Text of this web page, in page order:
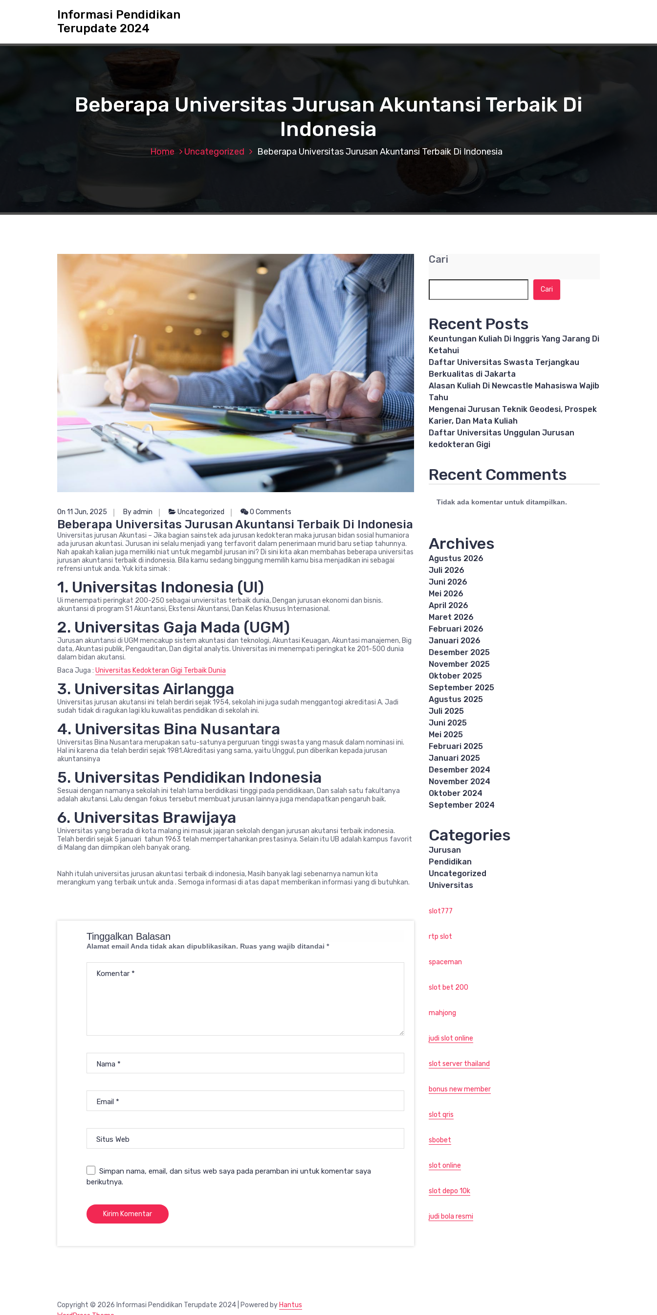
t
Informasi Pendidikan
Terupdate 2024
Beberapa Universitas Jurusan Akuntansi Terbaik Di
Indonesia
Home Uncategorized Beberapa Universitas Jurusan Akuntansi Terbaik Di Indonesia
On 11 Jun, 2025 By admin Uncategorized 0 Comments
Beberapa Universitas Jurusan Akuntansi Terbaik Di Indonesia
Universitas jurusan Akuntasi – Jika bagian sainstek ada jurusan kedokteran maka jurusan bidan sosial humaniora
ada jurusan akuntasi. Jurusan ini selalu menjadi yang terfavorit dalam penerimaan murid baru setiap tahunnya.
Nah apakah kalian juga memiliki niat untuk megambil jurusan ini? Di sini kita akan membahas beberapa universitas
jurusan akuntansi terbaik di indonesia. Bila kamu sedang binggung memilih kamu bisa menjadikan ini sebagai
refrensi untuk anda. Yuk kita simak :
1. Universitas Indonesia (UI)
Ui menempati peringkat 200-250 sebagai unviersitas terbaik dunia, Dengan jurusan ekonomi dan bisnis.
akuntansi di program S1 Akuntansi, Ekstensi Akuntansi, Dan Kelas Khusus Internasional.
2. Universitas Gaja Mada (UGM)
Jurusan akuntansi di UGM mencakup sistem akuntasi dan teknologi, Akuntasi Keuagan, Akuntasi manajemen, Big
data, Akuntasi publik, Pengauditan, Dan digital analytis. Universitas ini menempati peringkat ke 201-500 dunia
dalam bidan akutansi.
Baca Juga : Universitas Kedokteran Gigi Terbaik Dunia
3. Universitas Airlangga
Universitas jurusan akutansi ini telah berdiri sejak 1954, sekolah ini juga sudah menggantogi akreditasi A. Jadi
sudah tidak di ragukan lagi klu kuwalitas pendidikan di sekolah ini.
4. Universitas Bina Nusantara
Universitas Bina Nusantara merupakan satu-satunya perguruan tinggi swasta yang masuk dalam nominasi ini.
Hal ini karena dia telah berdiri sejak 1981.Akreditasi yang sama, yaitu Unggul, pun diberikan kepada jurusan
akuntansinya
5. Universitas Pendidikan Indonesia
Sesuai dengan namanya sekolah ini telah lama berdidikasi tinggi pada pendidikaan, Dan salah satu fakultanya
adalah akutansi. Lalu dengan fokus tersebut membuat jurusan lainnya juga mendapatkan pengaruh baik.
6. Universitas Brawijaya
Universitas yang berada di kota malang ini masuk jajaran sekolah dengan jurusan akutansi terbaik indonesia.
Telah berdiri sejak 5 januari tahun 1963 telah mempertahankan prestasinya. Selain itu UB adalah kampus favorit
di Malang dan diimpikan oleh banyak orang.
Nahh itulah universitas jurusan akuntasi terbaik di indonesia, Masih banyak lagi sebenarnya namun kita
merangkum yang terbaik untuk anda . Semoga informasi di atas dapat memberikan informasi yang di butuhkan.
Tinggalkan Balasan
Alamat email Anda tidak akan dipublikasikan. Ruas yang wajib ditandai *
Komentar *
Nama *
Email *
Situs Web
Simpan nama, email, dan situs web saya pada peramban ini untuk komentar saya
berikutnya.
Cari
Cari
Recent Posts
Keuntungan Kuliah Di Inggris Yang Jarang Di
Ketahui
Daftar Universitas Swasta Terjangkau
Berkualitas di Jakarta
Alasan Kuliah Di Newcastle Mahasiswa Wajib
Tahu
Mengenai Jurusan Teknik Geodesi, Prospek
Karier, Dan Mata Kuliah
Daftar Universitas Unggulan Jurusan
kedokteran Gigi
Recent Comments
Tidak ada komentar untuk ditampilkan.
Archives
Agustus 2026
Juli 2026
Juni 2026
Mei 2026
April 2026
Maret 2026
Februari 2026
Januari 2026
Desember 2025
November 2025
Oktober 2025
September 2025
Agustus 2025
Juli 2025
Juni 2025
Mei 2025
Februari 2025
Januari 2025
Desember 2024
November 2024
Oktober 2024
September 2024
Categories
Jurusan
Pendidikan
Uncategorized
Universitas
slot777
rtp slot
spaceman
slot bet 200
mahjong
judi slot online
slot server thailand
bonus new member
slot qris
sbobet
slot online
slot depo 10k
judi bola resmi
Copyright © 2026 Informasi Pendidikan Terupdate 2024 | Powered by Hantus